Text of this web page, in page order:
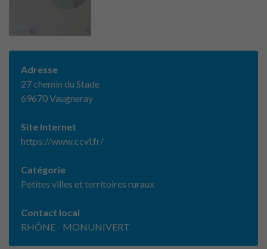
Adresse
27 chemin du Stade
69670 Vaugneray
Site Internet
https://www.ccvl.fr/
Catégorie
Petites villes et territoires ruraux
Contact local
RHÔNE - MONUNIVERT